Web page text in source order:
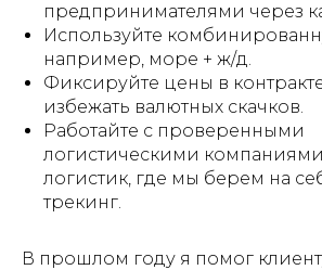
предпринимателями через
Используйте
например, море + ж/д.
Фиксируйте цены в
избежать валютных скачков.
Работайте с проверенными
логистическими
логистик, где мы берем на
трекинг.
В прошлом году я помог